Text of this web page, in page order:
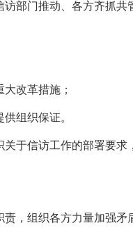
部门推动、各方齐抓共
改革措施；
组织保证。
于信访工作的部署要求
，组织各方力量加强